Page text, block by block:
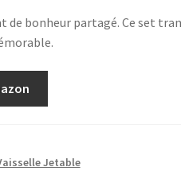
de bonheur partagé. Ce set
Jetable